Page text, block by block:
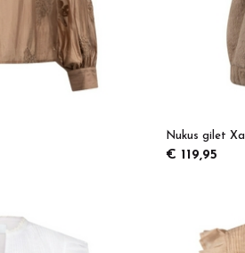
Nukus gilet
€ 119,95